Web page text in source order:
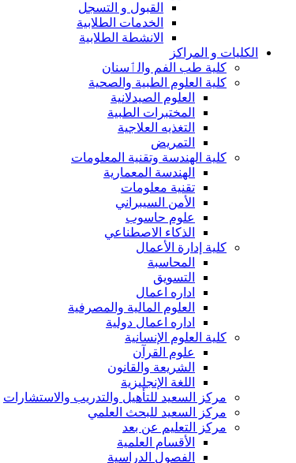
القبول و التسجل
الخدمات الطلابية
الانشطة الطلابية
الكليات و المراكز
كلية طب الفم والٲسنان
كلية العلوم الطبية والصحية
العلوم الصيدلانية
المختبرات الطبية
التغذيه العلاجية
التمريض
كلية الهندسة وتقنية المعلومات
الهندسة المعمارية
تقنية معلومات
الأمن السيبراني
علوم حاسوب
الذكاء الاصطناعي
كلية إدارة الأعمال
المحاسبة
التسويق
اداره اعمال
العلوم المالية والمصرفية
اداره اعمال دولية
كلية العلوم الإنسانية
علوم القرآن
الشريعة والقانون
اللغة الإنجليزية
مركز السعيد للتأهيل والتدريب والاستشارات
مركز السعيد للبحث العلمي
مركز التعليم عن بعد
الأقسام العلمية
الفصول الدراسية